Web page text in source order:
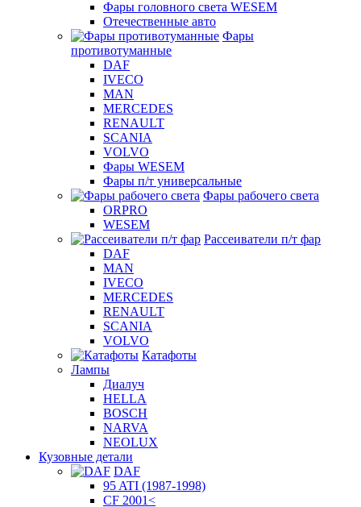
Фары головного света WESEM
Отечественные авто
Фары
противотуманные
DAF
IVECO
MAN
MERCEDES
RENAULT
SCANIA
VOLVO
Фары WESEM
Фары п/т универсальные
Фары рабочего света
ORPRO
WESEM
Рассеиватели п/т фар
DAF
MAN
IVECO
MERCEDES
RENAULT
SCANIA
VOLVO
Катафоты
Лампы
Диалуч
HELLA
BOSCH
NARVA
NEOLUX
Кузовные детали
DAF
95 ATI (1987-1998)
CF 2001<